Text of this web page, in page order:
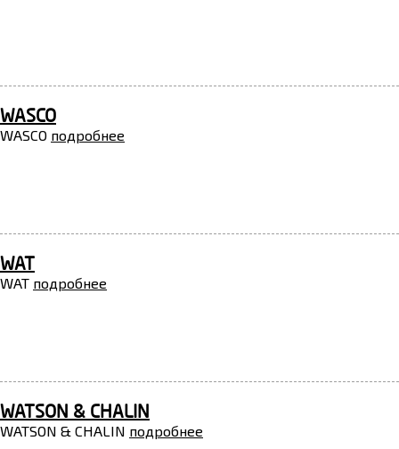
WASCO
WASCO подробнее
WAT
WAT подробнее
WATSON & CHALIN
WATSON & CHALIN подробнее